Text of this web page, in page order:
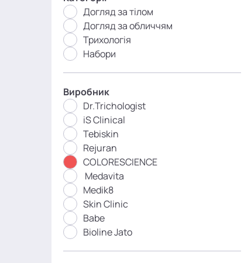
Догляд за тілом
Догляд за обличчям
Трихологія
Набори
Виробник
Dr.Trichologist
iS Clinical
Tebiskin
Rejuran
COLORESCIENCE
Medavita
Medik8
Skin Clinic
Babe
Bioline Jato